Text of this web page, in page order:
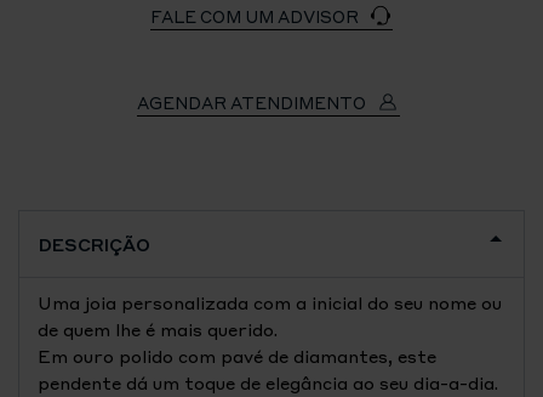
FALE COM UM ADVISOR
AGENDAR ATENDIMENTO
DESCRIÇÃO
Uma joia personalizada com a inicial do seu nome ou
de quem lhe é mais querido.
Em ouro polido com pavé de diamantes, este
pendente dá um toque de elegância ao seu dia-a-dia.